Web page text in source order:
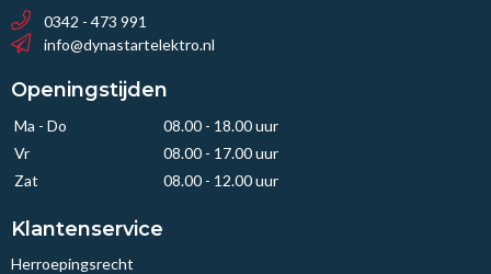
0342 - 473 991
info@dynastartelektro.nl
Openingstijden
Ma - Do
08.00 - 18.00 uur
Vr
08.00 - 17.00 uur
Zat
08.00 - 12.00 uur
Klantenservice
Herroepingsrecht